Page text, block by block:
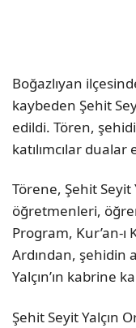
Boğazlıyan
kaybeden Şehit
edildi. Tören,
katılımcılar dualar
Törene, Şehit
öğretmenleri,
Program, Kur’an-ı
Ardından, şehidin
Yalçın’ın kabrine
Şehit Seyit Yalçın